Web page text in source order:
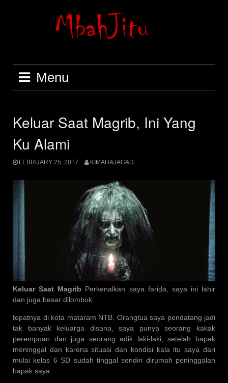
Menu
Keluar Saat Magrib, Ini Yang
Ku Alami
FEBRUARY 25, 2017 KIMAHAJAGAD
Keluar Saat Magrib Perkenalkan saya farida, saya ini lahir
dan juga besar dilombok
tepatnya di kota mataram NTB. Orangtua saya pendatang jadi
tak banyak keluarga disana, saya punya seorang kakak
perempuan dan juga seorang adik laki-laki, setelah bapak
meninggal dan karena situasi dan kondisi kala itu saya dari
mulai kelas 6 SD sudah tinggal sendiri dirumah peninggalan
bapak saya.